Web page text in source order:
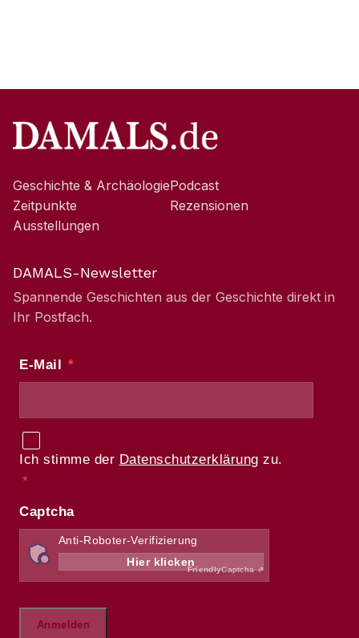
Geschichte & Archäologie
Zeitpunkte
Ausstellungen
Podcast
Rezensionen
DAMALS-Newsletter
Spannende Geschichten aus der Geschichte direkt in
Ihr Postfach.